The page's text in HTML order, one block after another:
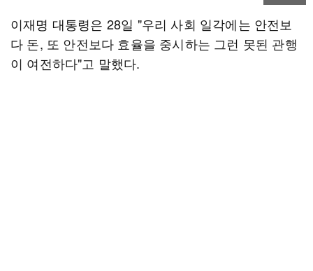
이재명 대통령은 28일 "우리 사회 일각에는 안전보
다 돈, 또 안전보다 효율을 중시하는 그런 못된 관행
이 여전하다"고 말했다.